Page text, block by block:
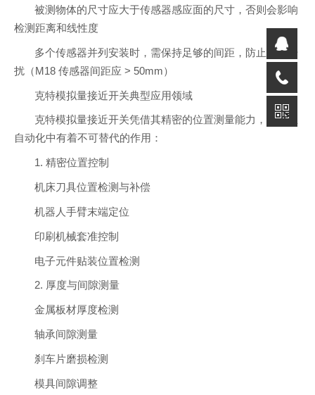
被测物体的尺寸应大于传感器感应面的尺寸，否则会影响
检测距离和线性度
多个传感器并列安装时，需保持足够的间距，防止相互干
扰（M18 传感器间距应 > 50mm）
克特模拟量接近开关典型应用领域
克特模拟量接近开关凭借其精密的位置测量能力，在工业
自动化中有着不可替代的作用：
1. 精密位置控制
机床刀具位置检测与补偿
机器人手臂末端定位
印刷机械套准控制
电子元件贴装位置检测
2. 厚度与间隙测量
金属板材厚度检测
轴承间隙测量
刹车片磨损检测
模具间隙调整